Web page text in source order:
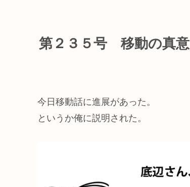
第２３５号 移動の真意
今日移動話に進展があった。
というか俺に説明された。